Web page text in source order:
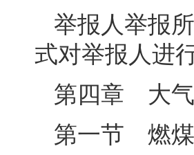
举报人举报
式对举报人进
第四章 大
第一节 燃煤